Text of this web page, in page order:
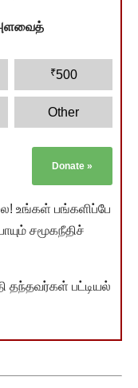
₹500
Other
Donate »
உங்கள் பங்களிப்பே
சமூகநீதிச்
தந்தவர்கள் பட்டியல்